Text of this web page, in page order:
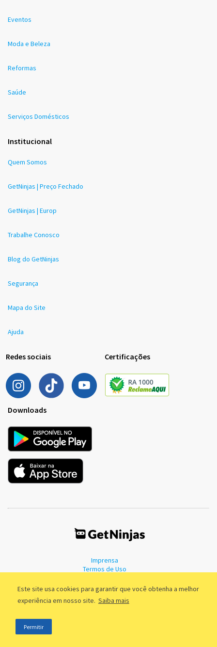
Este site usa cookies para garantir que você obtenha a melhor
experiência em nosso site. Saiba mais
Permitir
Eventos
Moda e Beleza
Reformas
Saúde
Serviços Domésticos
Institucional
Quem Somos
GetNinjas | Preço Fechado
GetNinjas | Europ
Trabalhe Conosco
Blog do GetNinjas
Segurança
Mapa do Site
Ajuda
Redes sociais Certificações
Downloads
Imprensa
Termos de Uso
©2011 - 2026, GetNinjas LTDA. CNPJ 55.744.877/0001-89 - Rua Dr.
Fernandes Coelho, 85 - 3º andar - São Paulo/SP - Brasil